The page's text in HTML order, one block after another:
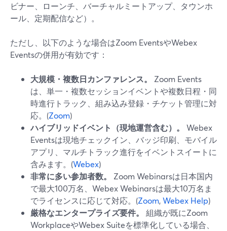
ビナー、ローンチ、バーチャルミートアップ、タウンホ
ール、定期配信など）。
ただし、以下のような場合はZoom EventsやWebex
Eventsの併用が有効です：
大規模・複数日カンファレンス。
Zoom Events
は、単一・複数セッションイベントや複数日程・同
時進行トラック、組み込み登録・チケット管理に対
応。(Zoom)
ハイブリッドイベント（現地運営含む）。
Webex
Eventsは現地チェックイン、バッジ印刷、モバイル
アプリ、マルチトラック進行をイベントスイートに
含みます。(Webex)
非常に多い参加者数。
Zoom Webinarsは日本国内
で最大100万名、Webex Webinarsは最大10万名ま
でライセンスに応じて対応。(Zoom,Webex Help)
厳格なエンタープライズ要件。
組織が既にZoom
WorkplaceやWebex Suiteを標準化している場合、